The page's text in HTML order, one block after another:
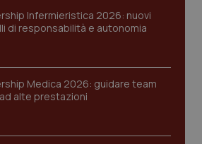
Infermieristica 2026: nuovi
di responsabilità e autonomia
Medica 2026: guidare team
alte prestazioni
.youtube.com